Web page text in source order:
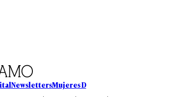
NewslettersMujeres D